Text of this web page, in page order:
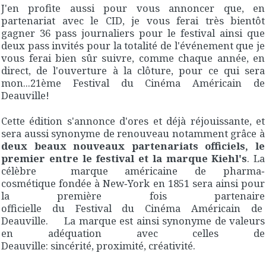
J'en profite aussi pour vous annoncer que, en
partenariat avec le CID, je vous ferai très bientôt
gagner 36 pass journaliers pour le festival ainsi que
deux pass invités pour la totalité de l'événement que je
vous ferai bien sûr suivre, comme chaque année, en
direct, de l'ouverture à la clôture, pour ce qui sera
mon...21ème Festival du Cinéma Américain de
Deauville!
Cette édition s'annonce d'ores et déjà réjouissante, et
sera aussi synonyme de renouveau notamment grâce à
deux beaux nouveaux partenariats officiels, le
premier entre le festival et la marque Kiehl's. La
célèbre marque américaine de pharma‐
cosmétique fondée à New‐York en 1851 sera ainsi pour
la première fois partenaire
officielle du Festival du Cinéma Américain de
Deauville. La marque est ainsi synonyme de valeurs
en adéquation avec celles de
Deauville: sincérité, proximité, créativité.